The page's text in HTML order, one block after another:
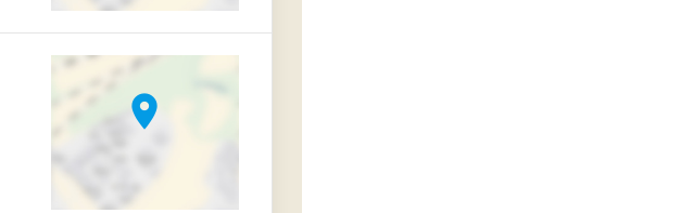
location_on